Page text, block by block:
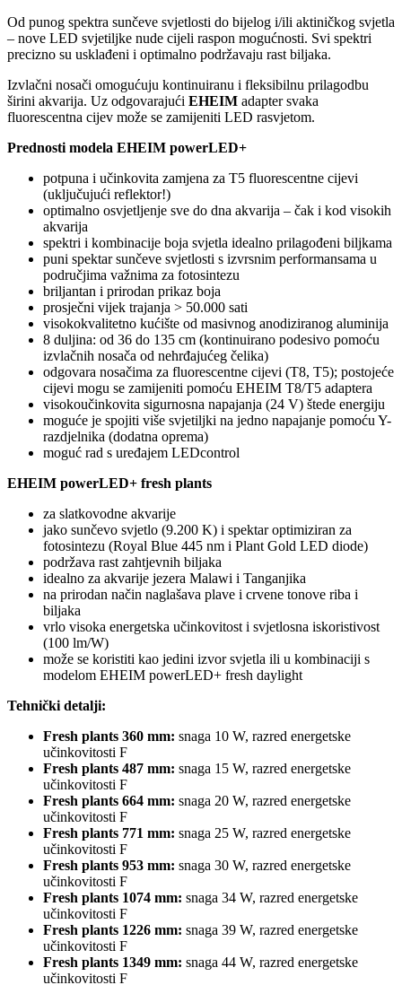
Od punog spektra sunčeve svjetlosti do bijelog i/ili aktiničkog svjetla
– nove LED svjetiljke nude cijeli raspon mogućnosti. Svi spektri
precizno su usklađeni i optimalno podržavaju rast biljaka.
Izvlačni nosači omogućuju kontinuiranu i fleksibilnu prilagodbu
širini akvarija. Uz odgovarajući EHEIM adapter svaka
fluorescentna cijev može se zamijeniti LED rasvjetom.
Prednosti modela EHEIM powerLED+
potpuna i učinkovita zamjena za T5 fluorescentne cijevi
(uključujući reflektor!)
optimalno osvjetljenje sve do dna akvarija – čak i kod visokih
akvarija
spektri i kombinacije boja svjetla idealno prilagođeni biljkama
puni spektar sunčeve svjetlosti s izvrsnim performansama u
područjima važnima za fotosintezu
briljantan i prirodan prikaz boja
prosječni vijek trajanja > 50.000 sati
visokokvalitetno kućište od masivnog anodiziranog aluminija
8 duljina: od 36 do 135 cm (kontinuirano podesivo pomoću
izvlačnih nosača od nehrđajućeg čelika)
odgovara nosačima za fluorescentne cijevi (T8, T5); postojeće
cijevi mogu se zamijeniti pomoću EHEIM T8/T5 adaptera
visokoučinkovita sigurnosna napajanja (24 V) štede energiju
moguće je spojiti više svjetiljki na jedno napajanje pomoću Y-
razdjelnika (dodatna oprema)
moguć rad s uređajem LEDcontrol
EHEIM powerLED+ fresh plants
za slatkovodne akvarije
jako sunčevo svjetlo (9.200 K) i spektar optimiziran za
fotosintezu (Royal Blue 445 nm i Plant Gold LED diode)
podržava rast zahtjevnih biljaka
idealno za akvarije jezera Malawi i Tanganjika
na prirodan način naglašava plave i crvene tonove riba i
biljaka
vrlo visoka energetska učinkovitost i svjetlosna iskoristivost
(100 lm/W)
može se koristiti kao jedini izvor svjetla ili u kombinaciji s
modelom EHEIM powerLED+ fresh daylight
Tehnički detalji:
Fresh plants 360 mm: snaga 10 W, razred energetske
učinkovitosti F
Fresh plants 487 mm: snaga 15 W, razred energetske
učinkovitosti F
Fresh plants 664 mm: snaga 20 W, razred energetske
učinkovitosti F
Fresh plants 771 mm: snaga 25 W, razred energetske
učinkovitosti F
Fresh plants 953 mm: snaga 30 W, razred energetske
učinkovitosti F
Fresh plants 1074 mm: snaga 34 W, razred energetske
učinkovitosti F
Fresh plants 1226 mm: snaga 39 W, razred energetske
učinkovitosti F
Fresh plants 1349 mm: snaga 44 W, razred energetske
učinkovitosti F